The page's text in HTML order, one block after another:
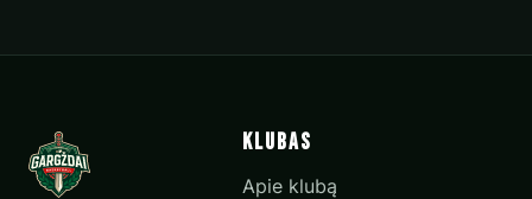
Klubas
Apie klubą